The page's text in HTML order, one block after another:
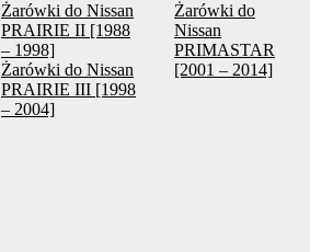
Żarówki do Nissan
PRAIRIE II [1988
– 1998]
Żarówki do Nissan
PRAIRIE III [1998
– 2004]
Żarówki do
Nissan
PRIMASTAR
[2001 – 2014]